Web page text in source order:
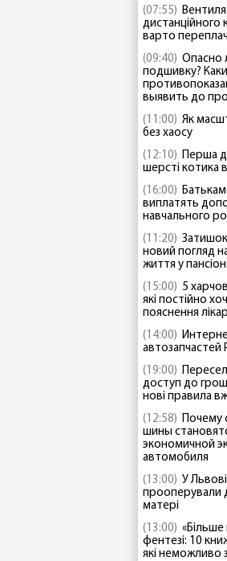
(07:55)
дистанційного
варто
(09:40) Опасно
подшивку?
выявить до
(11:00) Як
без хаосу
(12:10) Перша
шерсті котика
(16:00)
виплатять
навчального
(11:20)
новий погляд
життя у
(15:00) 5
які постійно
пояснення
(14:00)
автозапчастей
(19:00)
доступ до
нові правила
(12:58) Почему
шины
экономичной
автомобиля
(13:00) У
прооперували
матері
(13:00)
фентезі: 10
які неможливо